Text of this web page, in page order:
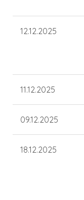
12.12.2025
11.12.2025
09.12.2025
18.12.2025